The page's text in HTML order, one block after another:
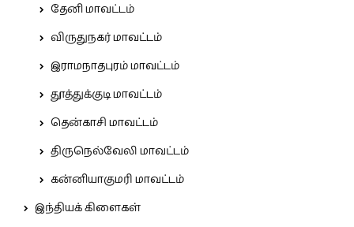
தேனி மாவட்டம்
விருதுநகர் மாவட்டம்
இராமநாதபுரம் மாவட்டம்
தூத்துக்குடி மாவட்டம்
தென்காசி மாவட்டம்
திருநெல்வேலி மாவட்டம்
கன்னியாகுமரி மாவட்டம்
இந்தியக் கிளைகள்